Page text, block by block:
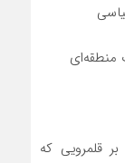
منطقه‌ای
قلمرویی که